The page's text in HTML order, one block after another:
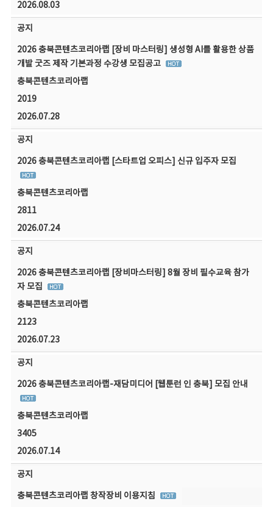
2026.08.03
공지
2026 충북콘텐츠코리아랩 [장비 마스터링] 생성형 AI를 활용한 상품
개발 굿즈 제작 기본과정 수강생 모집공고
충북콘텐츠코리아랩
2019
2026.07.28
공지
2026 충북콘텐츠코리아랩 [스타트업 오피스] 신규 입주자 모집
충북콘텐츠코리아랩
2811
2026.07.24
공지
2026 충북콘텐츠코리아랩 [장비마스터링] 8월 장비 필수교육 참가
자 모집
충북콘텐츠코리아랩
2123
2026.07.23
공지
2026 충북콘텐츠코리아랩-재담미디어 [웹툰런 인 충북] 모집 안내
충북콘텐츠코리아랩
3405
2026.07.14
공지
충북콘텐츠코리아랩 창작장비 이용지침